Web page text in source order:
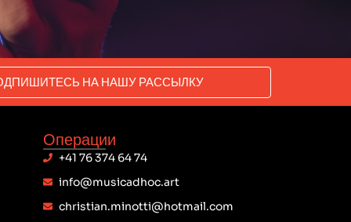
НА НАШУ РАССЫЛКУ
Операции
+41 76 374 64 74
info@musicadhoc.art
christian.minotti@hotmail.com